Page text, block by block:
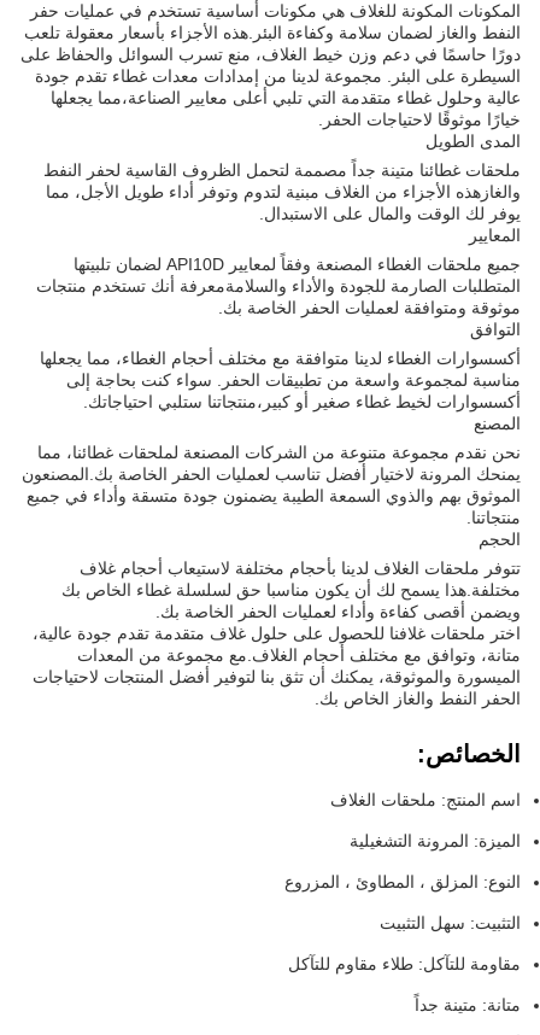
المكونات المكونة للغلاف هي مكونات أساسية تستخدم في عمليات حفر
النفط والغاز لضمان سلامة وكفاءة البئر.هذه الأجزاء بأسعار معقولة تلعب
دورًا حاسمًا في دعم وزن خيط الغلاف، منع تسرب السوائل والحفاظ على
السيطرة على البئر. مجموعة لدينا من إمدادات معدات غطاء تقدم جودة
عالية وحلول غطاء متقدمة التي تلبي أعلى معايير الصناعة،مما يجعلها
خيارًا موثوقًا لاحتياجات الحفر.
المدى الطويل
ملحقات غطائنا متينة جداً مصممة لتحمل الظروف القاسية لحفر النفط
والغازهذه الأجزاء من الغلاف مبنية لتدوم وتوفر أداء طويل الأجل، مما
يوفر لك الوقت والمال على الاستبدال.
المعايير
جميع ملحقات الغطاء المصنعة وفقاً لمعايير API10D لضمان تلبيتها
المتطلبات الصارمة للجودة والأداء والسلامةمعرفة أنك تستخدم منتجات
موثوقة ومتوافقة لعمليات الحفر الخاصة بك.
التوافق
أكسسوارات الغطاء لدينا متوافقة مع مختلف أحجام الغطاء، مما يجعلها
مناسبة لمجموعة واسعة من تطبيقات الحفر. سواء كنت بحاجة إلى
أكسسوارات لخيط غطاء صغير أو كبير،منتجاتنا ستلبي احتياجاتك.
المصنع
نحن نقدم مجموعة متنوعة من الشركات المصنعة لملحقات غطائنا، مما
يمنحك المرونة لاختيار أفضل تناسب لعمليات الحفر الخاصة بك.المصنعون
الموثوق بهم والذوي السمعة الطيبة يضمنون جودة متسقة وأداء في جميع
منتجاتنا.
الحجم
تتوفر ملحقات الغلاف لدينا بأحجام مختلفة لاستيعاب أحجام غلاف
مختلفة.هذا يسمح لك أن يكون مناسبا حق لسلسلة غطاء الخاص بك
ويضمن أقصى كفاءة وأداء لعمليات الحفر الخاصة بك.
اختر ملحقات غلافنا للحصول على حلول غلاف متقدمة تقدم جودة عالية،
متانة، وتوافق مع مختلف أحجام الغلاف.مع مجموعة من المعدات
الميسورة والموثوقة، يمكنك أن تثق بنا لتوفير أفضل المنتجات لاحتياجات
الحفر النفط والغاز الخاص بك.
الخصائص:
اسم المنتج: ملحقات الغلاف
الميزة: المرونة التشغيلية
النوع: المزلق ، المطاوئ ، المزروع
التثبيت: سهل التثبيت
مقاومة للتآكل: طلاء مقاوم للتآكل
متانة: متينة جداً